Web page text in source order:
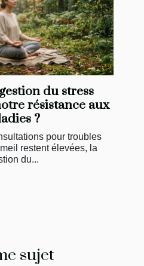
du stress
résistance aux
?
pour troubles
restent élevées, la
du...
sujet